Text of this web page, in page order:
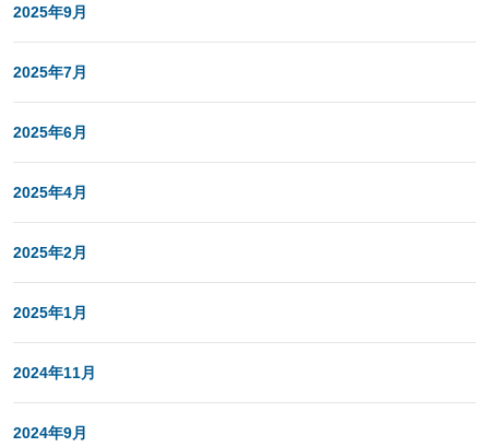
2025年9月
2025年7月
2025年6月
2025年4月
2025年2月
2025年1月
2024年11月
2024年9月